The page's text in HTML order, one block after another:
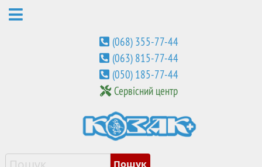
(068) 355-77-44
(063) 815-77-44
(050) 185-77-44
Сервісний центр